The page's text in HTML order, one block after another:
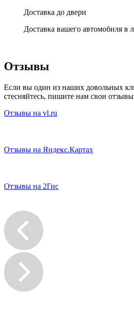
Доставка до двери
Доставка вашего автомобиля в
Отзывы
Если вы один из наших довольных
стесняйтесь, пишите нам свои отзывы
Отзывы на vl.ru
Отзывы на Яндекс.Картах
Отзывы на 2Гис